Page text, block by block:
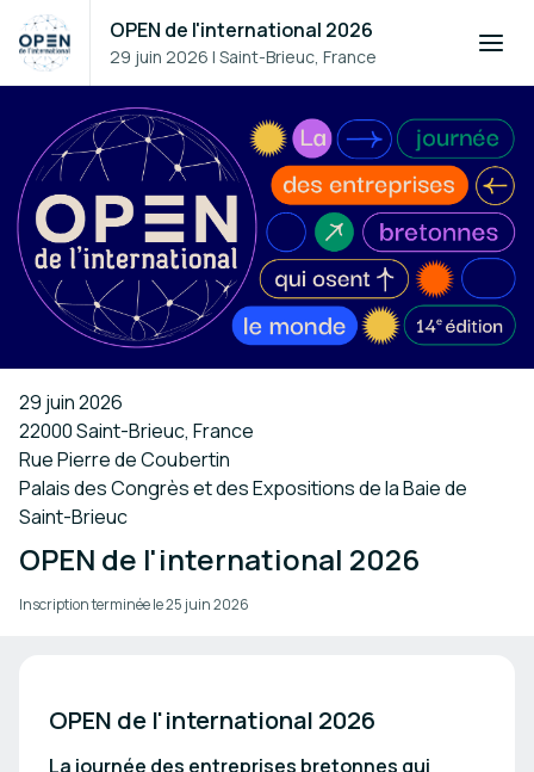
OPEN de l'international 2026
29 juin 2026 |Saint-Brieuc, France
29 juin 2026
22000 Saint-Brieuc, France
Rue Pierre de Coubertin
Palais des Congrès et des Expositions de la Baie de
Saint-Brieuc
OPEN de l'international 2026
Inscription terminée le25 juin 2026
OPEN de l'international 2026
La journée des entreprises bretonnes qui